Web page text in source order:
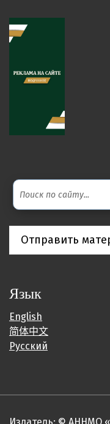
Отправить
Язык
English
简体中文
Русский